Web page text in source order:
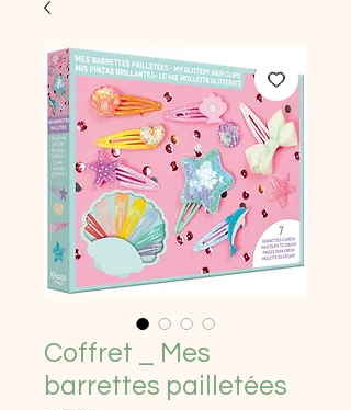
Coffret _ Mes
barrettes pailletées